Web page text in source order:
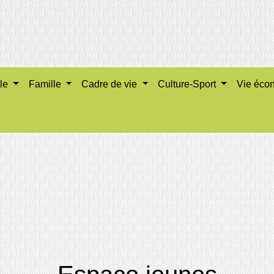
Famille Cadre de vie Culture-Sport Vie